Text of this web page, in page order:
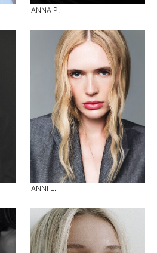
ANNA P.
ANNI L.